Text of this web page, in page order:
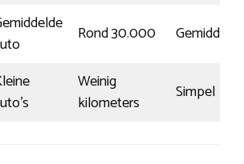
Rond 30.000 Gemiddeld
Weinig
kilometers
Simpel